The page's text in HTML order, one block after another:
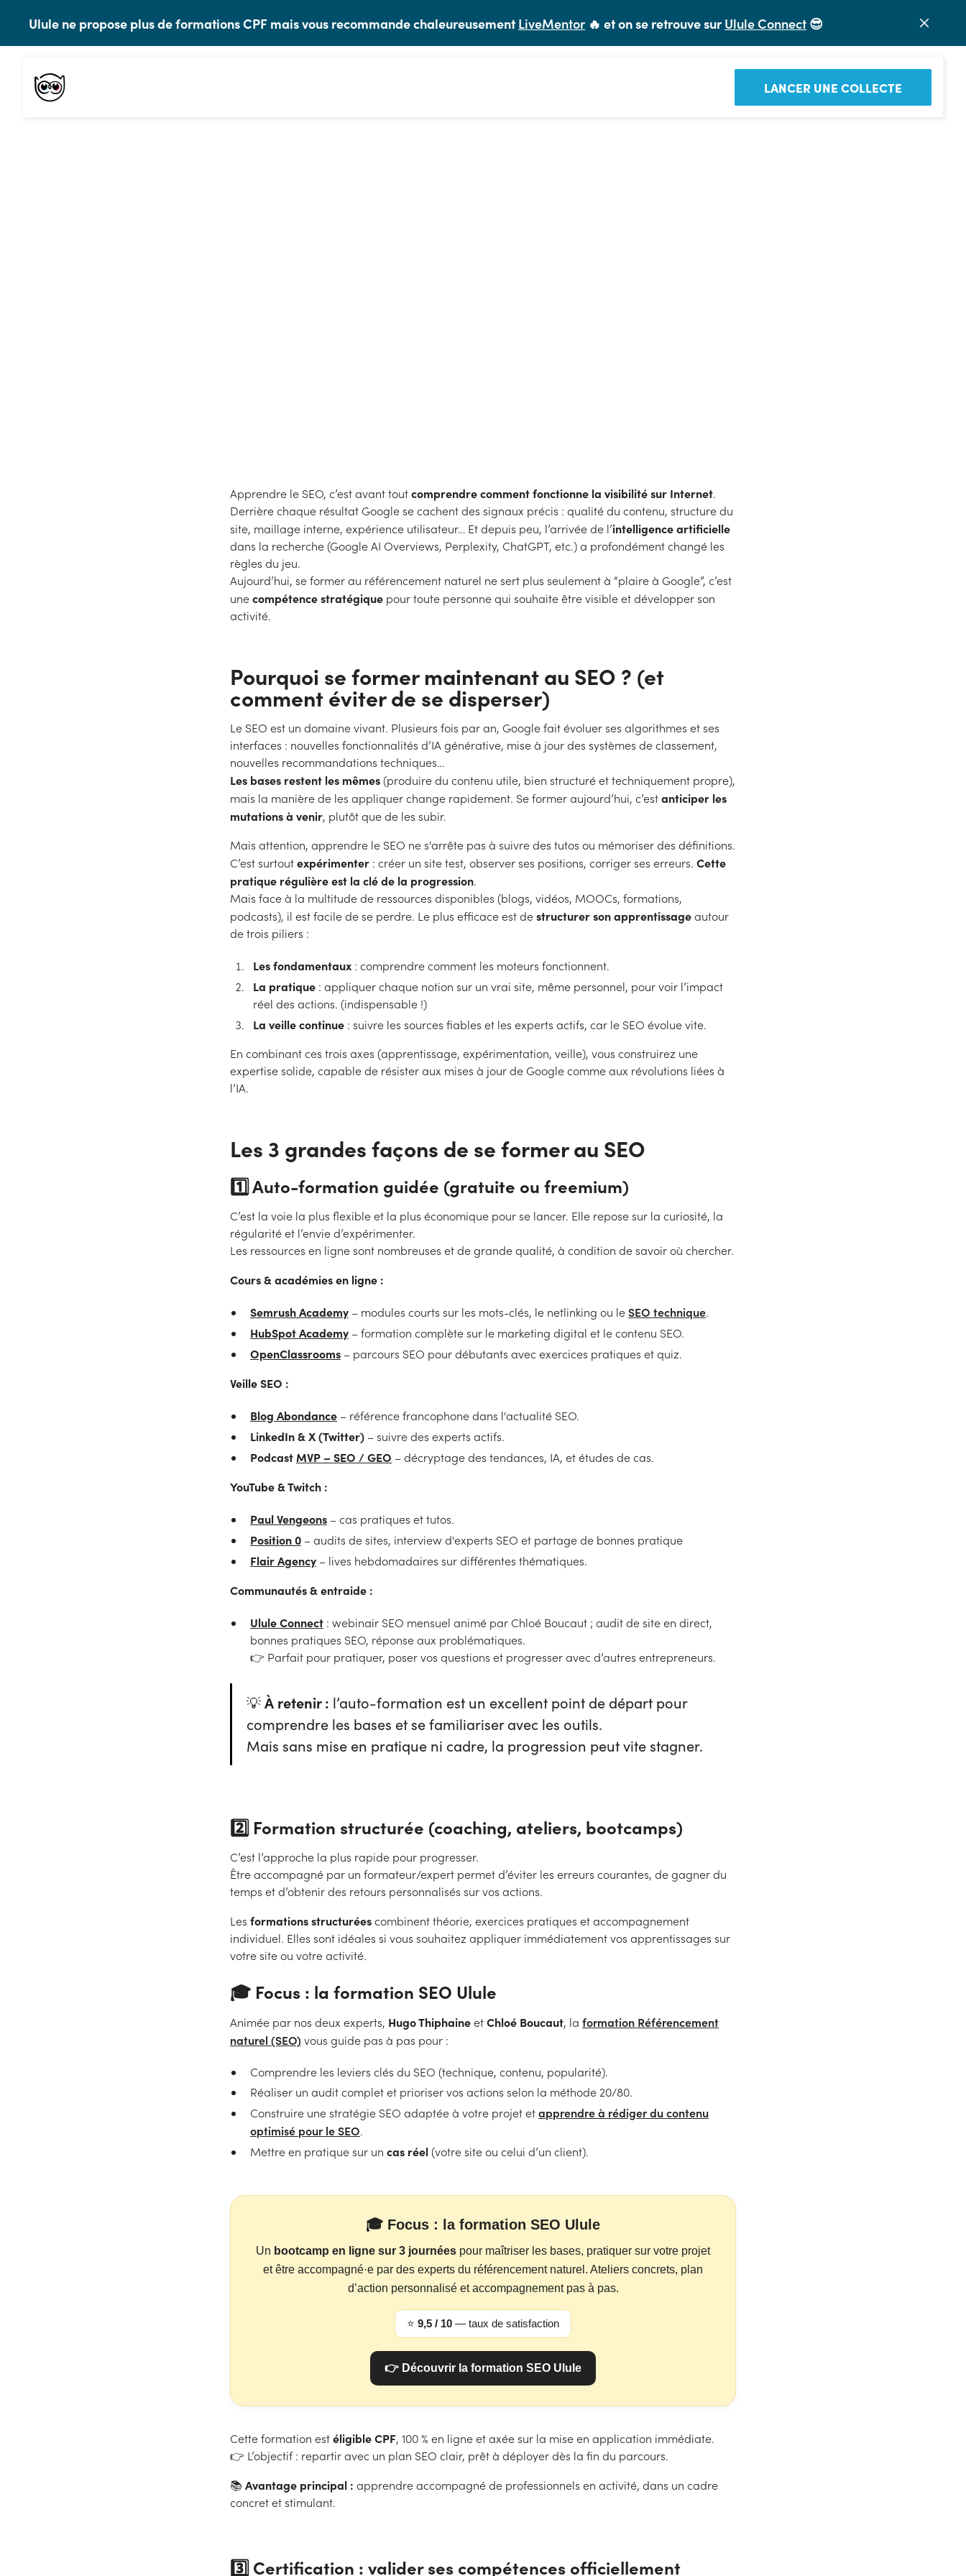
Ulule ne propose plus de formations CPF mais vous recommande chaleureusementLiveMentor 🔥 et on se retrouve surUlule Connect 😎
LANCER UNE COLLECTE
Apprendre le SEO, c’est avant toutcomprendre comment fonctionne la visibilité sur Internet.
Derrière chaque résultat Google se cachent des signaux précis : qualité du contenu, structure du
site, maillage interne, expérience utilisateur… Et depuis peu, l’arrivée de l’intelligence artificielle
dans la recherche (Google AI Overviews, Perplexity, ChatGPT, etc.) a profondément changé les
règles du jeu.
Aujourd’hui, se former au référencement naturel ne sert plus seulement à “plaire à Google”, c’est
unecompétence stratégique pour toute personne qui souhaite être visible et développer son
activité.
Pourquoi se former maintenant au SEO ? (et
comment éviter de se disperser)
Le SEO est un domaine vivant. Plusieurs fois par an, Google fait évoluer ses algorithmes et ses
interfaces : nouvelles fonctionnalités d’IA générative, mise à jour des systèmes de classement,
nouvelles recommandations techniques…
Les bases restent les mêmes(produire du contenu utile, bien structuré et techniquement propre),
mais la manière de les appliquer change rapidement. Se former aujourd’hui, c’estanticiper les
mutations à venir, plutôt que de les subir.
Mais attention, apprendre le SEO ne s'arrête pas à suivre des tutos ou mémoriser des définitions.
C’est surtoutexpérimenter : créer un site test, observer ses positions, corriger ses erreurs. Cette
pratique régulière est la clé de la progression.
Mais face à la multitude de ressources disponibles (blogs, vidéos, MOOCs, formations,
podcasts), il est facile de se perdre. Le plus efficace est destructurer son apprentissageautour
de trois piliers :
Les fondamentaux : comprendre comment les moteurs fonctionnent.
La pratique : appliquer chaque notion sur un vrai site, même personnel, pour voir l’impact
réel des actions. (indispensable !)
La veille continue : suivre les sources fiables et les experts actifs, car le SEO évolue vite.
En combinant ces trois axes (apprentissage, expérimentation, veille), vous construirez une
expertise solide, capable de résister aux mises à jour de Google comme aux révolutions liées à
l’IA.
Les 3 grandes façons de se former au SEO
1️⃣ Auto-formation guidée (gratuite ou freemium)
C’est la voie la plus flexible et la plus économique pour se lancer. Elle repose sur la curiosité, la
régularité et l’envie d’expérimenter.
Les ressources en ligne sont nombreuses et de grande qualité, à condition de savoir où chercher.
Cours & académies en ligne :
Semrush Academy – modules courts sur les mots-clés, le netlinking ou leSEO technique.
HubSpot Academy – formation complète sur le marketing digital et le contenu SEO.
OpenClassrooms – parcours SEO pour débutants avec exercices pratiques et quiz.
Veille SEO :
Blog Abondance – référence francophone dans l'actualité SEO.
LinkedIn & X (Twitter) – suivre des experts actifs.
Podcast MVP – SEO / GEO – décryptage des tendances, IA, et études de cas.
YouTube & Twitch :
Paul Vengeons – cas pratiques et tutos.
Position 0 – audits de sites, interview d'experts SEO et partage de bonnes pratique
Flair Agency – lives hebdomadaires sur différentes thématiques.
Communautés & entraide :
Ulule Connect : webinair SEO mensuel animé par Chloé Boucaut ; audit de site en direct,
bonnes pratiques SEO, réponse aux problématiques.
👉 Parfait pour pratiquer, poser vos questions et progresser avec d’autres entrepreneurs.
💡À retenir : l’auto-formation est un excellent point de départ pour
comprendre les bases et se familiariser avec les outils.
Mais sans mise en pratique ni cadre, la progression peut vite stagner.
2️⃣ Formation structurée (coaching, ateliers, bootcamps)
C’est l’approche la plus rapide pour progresser.
Être accompagné par un formateur/expert permet d’éviter les erreurs courantes, de gagner du
temps et d’obtenir des retours personnalisés sur vos actions.
Les formations structuréescombinent théorie, exercices pratiques et accompagnement
individuel. Elles sont idéales si vous souhaitez appliquer immédiatement vos apprentissages sur
votre site ou votre activité.
🎓 Focus : la formation SEO Ulule
Animée par nos deux experts, Hugo ThiphaineetChloé Boucaut, la formation Référencement
naturel (SEO) vous guide pas à pas pour :
Comprendre les leviers clés du SEO (technique, contenu, popularité).
Réaliser un audit complet et prioriser vos actions selon la méthode 20/80.
Construire une stratégie SEO adaptée à votre projet etapprendre à rédiger du contenu
optimisé pour le SEO.
Mettre en pratique sur un cas réel(votre site ou celui d’un client).
🎓 Focus : la formation SEO Ulule
Un bootcamp en ligne sur 3 journées pour maîtriser les bases, pratiquer sur votre projet
et être accompagné·e par des experts du référencement naturel. Ateliers concrets, plan
d’action personnalisé et accompagnement pas à pas.
⭐ 9,5 / 10 — taux de satisfaction
👉 Découvrir la formation SEO Ulule
Cette formation estéligible CPF, 100 % en ligne et axée sur la mise en application immédiate.
👉 L’objectif : repartir avec un plan SEO clair, prêt à déployer dès la fin du parcours.
📚Avantage principal : apprendre accompagné de professionnels en activité, dans un cadre
concret et stimulant.
3️⃣ Certification : valider ses compétences officiellement